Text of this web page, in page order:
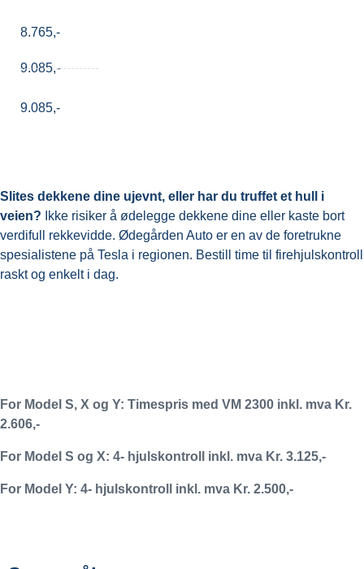
8.765,-
9.085,-
9.085,-
Slites dekkene dine ujevnt, eller har du truffet et hull i
veien? Ikke risiker å ødelegge dekkene dine eller kaste bort
verdifull rekkevidde. Ødegården Auto er en av de foretrukne
spesialistene på Tesla i regionen. Bestill time til firehjulskontroll
raskt og enkelt i dag.
For Model S, X og Y: Timespris med VM 2300 inkl. mva Kr.
2.606,-
For Model S og X: 4- hjulskontroll inkl. mva Kr. 3.125,-
For Model Y: 4- hjulskontroll inkl. mva Kr. 2.500,-